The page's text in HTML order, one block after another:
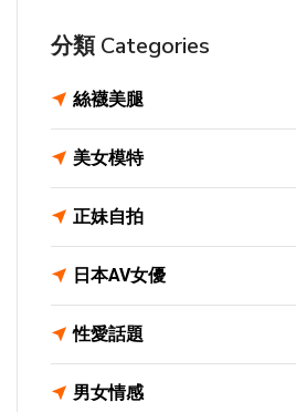
分類 Categories
絲襪美腿
美女模特
正妹自拍
日本AV女優
性愛話題
男女情感